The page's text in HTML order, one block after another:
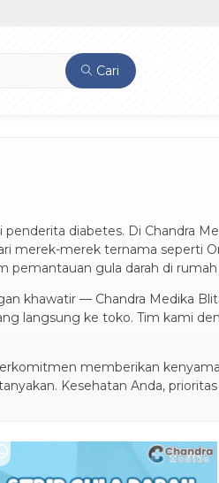
Cari
diabetes. Di Chandra
merek ternama seperti
gula darah di
khawatir — Chandra Medika
langsung ke toko. Tim kami
memberikan
Kesehatan Anda,